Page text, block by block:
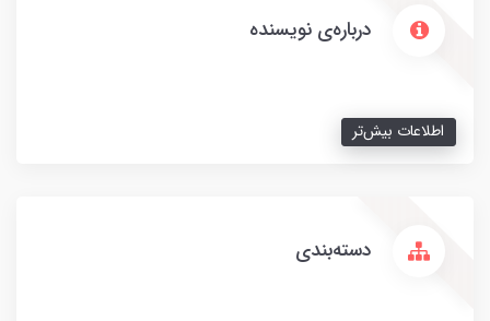
درباره‌ی نویسنده
اطلاعات بیش‌تر
دسته‌بندی